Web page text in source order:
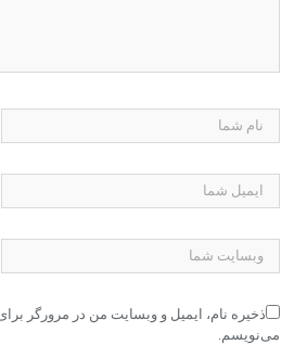
ذخیره نام، ایمیل و وبسایت من در مرورگر
می‌نویسم.